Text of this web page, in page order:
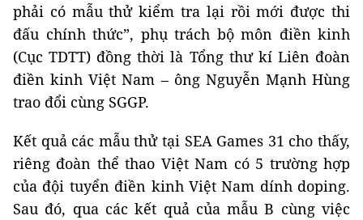
phải có mẫu thử kiểm tra lại rồi mới được thi
đấu chính thức”, phụ trách bộ môn điền kinh
(Cục TDTT) đồng thời là Tổng thư kí Liên đoàn
điền kinh Việt Nam – ông Nguyễn Mạnh Hùng
trao đổi cùng SGGP.
Kết quả các mẫu thử tại SEA Games 31 cho thấy,
riêng đoàn thể thao Việt Nam có 5 trường hợp
của đội tuyển điền kinh Việt Nam dính doping.
Sau đó, qua các kết quả của mẫu B cùng việc